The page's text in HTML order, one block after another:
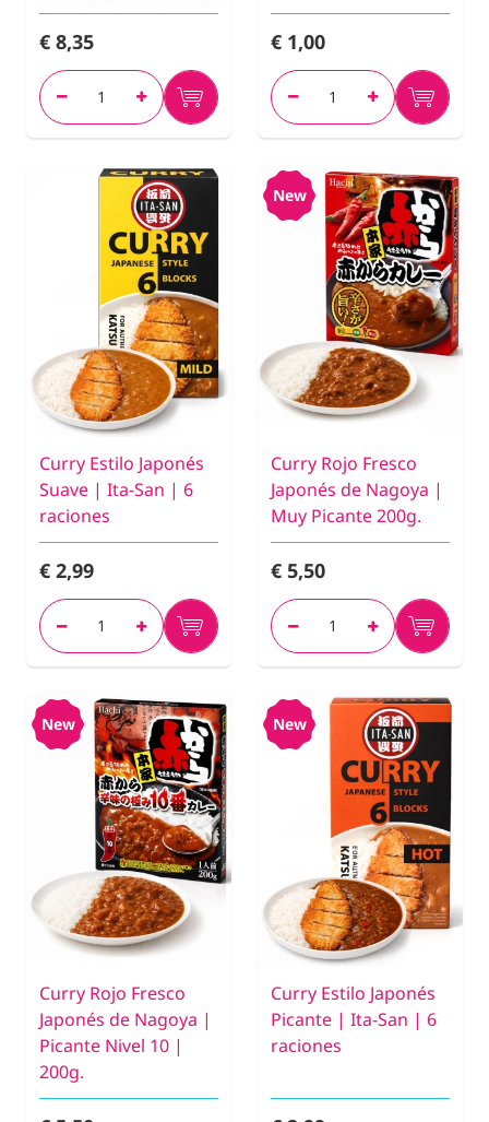
€ 8,35 € 1,00
Curry Estilo Japonés
Suave | Ita-San | 6
raciones
€ 2,99
New
Curry Rojo Fresco
Japonés de Nagoya |
Muy Picante 200g.
€ 5,50
New
Curry Rojo Fresco
Japonés de Nagoya |
Picante Nivel 10 |
200g.
New
Curry Estilo Japonés
Picante | Ita-San | 6
raciones